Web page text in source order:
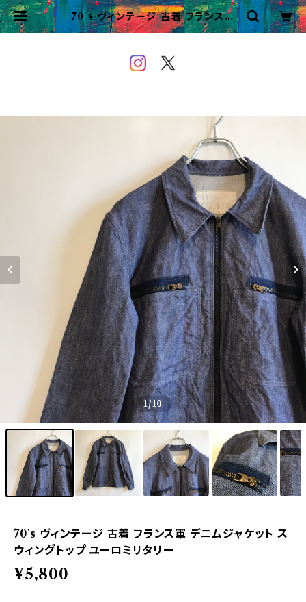
70's ヴィンテージ 古着 フランス軍
デニムジャケット スウィングトップ ユ
1/10
70's ヴィンテージ 古着 フランス軍 デニムジャケット ス
ウィングトップ ユーロミリタリー
¥5,800